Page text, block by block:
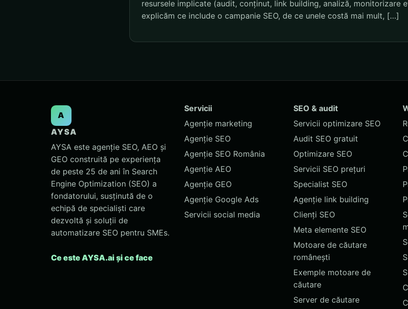
resursele implicate (audit, conținut, link building, analiză, monitorizare
explicăm ce include o campanie SEO, de ce unele costă mai mult, […]
A
AYSA
AYSA este agenție SEO, AEO și
GEO construită pe experiența
de peste 25 de ani în Search
Engine Optimization (SEO) a
fondatorului, susținută de o
echipă de specialiști care
dezvoltă și soluții de
automatizare SEO pentru SMEs.
Ce este AYSA.ai și ce face
Servicii
Agenție marketing
Agenție SEO
Agenție SEO România
Agenție AEO
Agenție GEO
Agenție Google Ads
Servicii social media
SEO & audit
Servicii optimizare SEO
Audit SEO gratuit
Optimizare SEO
Servicii SEO prețuri
Specialist SEO
Agenție link building
Clienți SEO
Meta elemente SEO
Motoare de căutare
românești
Exemple motoare de
căutare
Server de căutare